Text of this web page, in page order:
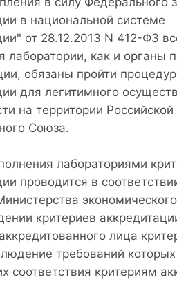
в национальной системе
от 28.12.2013 N 412-ФЗ
лаборатории, как и органы
обязаны пройти
для легитимного
на территории
Союза.
лабораториями
проводится в
критериев
лица
требований которых
критериям